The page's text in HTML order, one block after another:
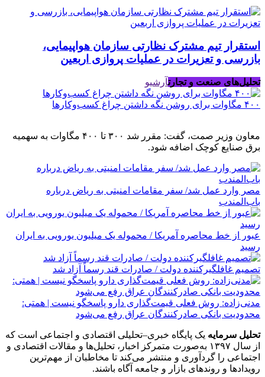
استقرار تیم مشترک نظارتی سازمان هواپیمایی،
بازرسی و تعزیرات در عملیات پروازی اربعین
تحلیل‌های صنعت و تجارتآرشیو
۴۰۰ مگاوات برای روشن نگه داشتن چراغ کسب‌وکار‌ها
معاون وزیر صمت، گفت: مقرر شد ۳۰۰ تا ۴۰۰ مگاوات به سهمیه
برق صنایع کوچک اضافه شود.
مصر وارد عمل شد/ سفر مقامات امنیتی به ریاض درباره
باب‌المندب
عبور از خط محاصره آمریکا / محموله یک میلیون یورویی به ایران
رسید
تصمیم غافلگیرکننده دولت / صادرات قند رسماً آزاد شد
مدنی‌زاده: روش فعلی قیمت‌گذاری دارو پاسخگو نیست | همتی:
محدودیت بانکی صادرکنندگان عراق رفع می‌شود
تحلیل سرمایه یک پایگاه خبری–تحلیلی اقتصادی و اجتماعی است که
از سال ۱۳۹۷ به‌صورت متمرکز اخبار، تحلیل‌ها و مقالات اقتصادی و
اجتماعی را گردآوری و منتشر می‌کند تا مخاطبان از مهم‌ترین
رویدادها و روندهای بازار و جامعه آگاه باشند.